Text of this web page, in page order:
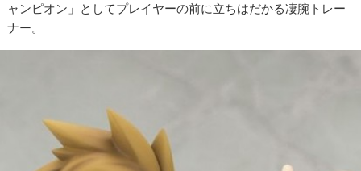
ャンピオン」としてプレイヤーの前に立ちはだかる凄腕トレー
ナー。